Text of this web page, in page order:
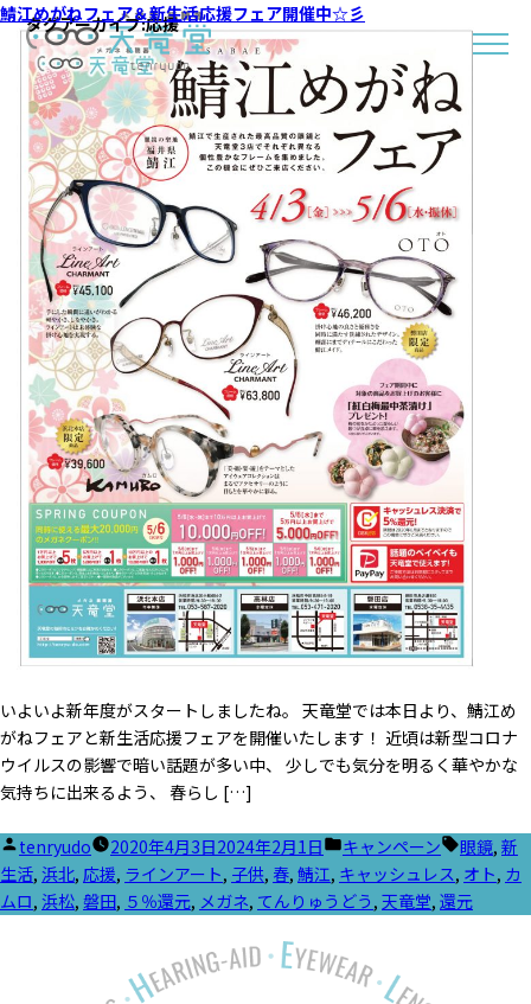
タグアーカイブ:応援
鯖江めがねフェア＆新生活応援フェア開催中☆彡
いよいよ新年度がスタートしましたね。 天竜堂では本日より、鯖江め
がねフェアと新生活応援フェアを開催いたします！ 近頃は新型コロナ
ウイルスの影響で暗い話題が多い中、 少しでも気分を明るく華やかな
気持ちに出来るよう、 春らし […]
投
稿
者:
tenryudo 2020年4月3日2024年2月1日
カ
テ
ゴ
ー:
キャンペーン
タ
グ:
眼鏡, 新
生活, 浜北, 応援, ラインアート, 子供, 春, 鯖江, キャッシュレス, オト, カ
ムロ, 浜松, 磐田, ５％還元, メガネ, てんりゅうどう , 天竜堂, 還元